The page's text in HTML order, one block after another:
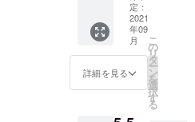
うがら
しでは
乾燥保
存は不
可。
ルトの
基本の
インド
カレー
リック
チン
タイの
りお楽
しみく
ださ
い！ 詳
細） ｰ
2020年
10月16
マッド
ハッタ
―、パ
シー
コーピ
オン、
さい。
調理方
法） プ
サジュ
エラ：
生食、
八房と
うがら
し、プ
リック
チン
ダーな
合計1kg
さレベ
ル：
🌶）】
・十色
の畑で
採れた
とうが
定：
2021
年09
月
詳細を見る
こ
の
リ
タ
ー
ン
を
選
択
す
る